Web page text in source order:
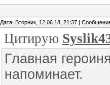
Дата: Вторник, 12.06.18, 21:37 |
Цитирую
Главная
напоминает.